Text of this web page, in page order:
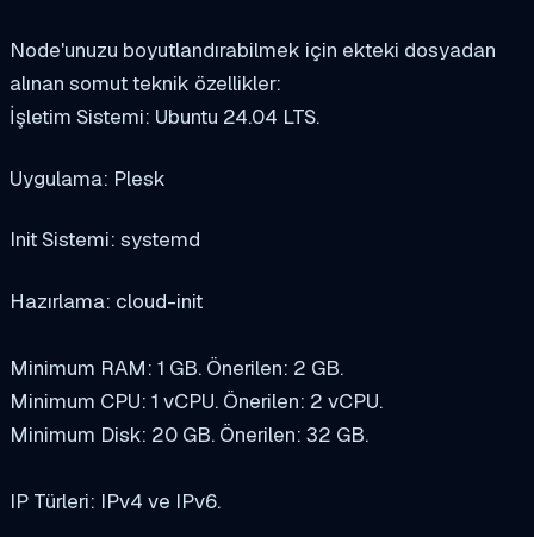
Node'unuzu boyutlandırabilmek için ekteki dosyadan
alınan somut teknik özellikler:
İşletim Sistemi: Ubuntu 24.04 LTS.
Uygulama: Plesk
Init Sistemi: systemd
Hazırlama: cloud-init
Minimum RAM: 1 GB. Önerilen: 2 GB.
Minimum CPU: 1 vCPU. Önerilen: 2 vCPU.
Minimum Disk: 20 GB. Önerilen: 32 GB.
IP Türleri: IPv4 ve IPv6.